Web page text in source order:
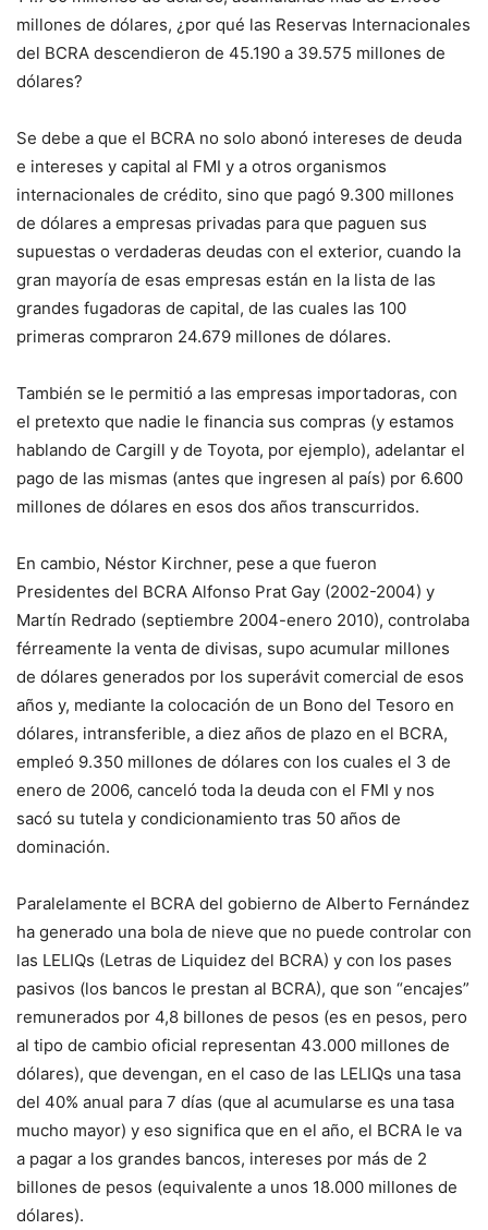
millones de dólares, ¿por qué las Reservas Internacionales
del BCRA descendieron de 45.190 a 39.575 millones de
dólares?
Se debe a que el BCRA no solo abonó intereses de deuda
e intereses y capital al FMI y a otros organismos
internacionales de crédito, sino que pagó 9.300 millones
de dólares a empresas privadas para que paguen sus
supuestas o verdaderas deudas con el exterior, cuando la
gran mayoría de esas empresas están en la lista de las
grandes fugadoras de capital, de las cuales las 100
primeras compraron 24.679 millones de dólares.
También se le permitió a las empresas importadoras, con
el pretexto que nadie le financia sus compras (y estamos
hablando de Cargill y de Toyota, por ejemplo), adelantar el
pago de las mismas (antes que ingresen al país) por 6.600
millones de dólares en esos dos años transcurridos.
En cambio, Néstor Kirchner, pese a que fueron
Presidentes del BCRA Alfonso Prat Gay (2002-2004) y
Martín Redrado (septiembre 2004-enero 2010), controlaba
férreamente la venta de divisas, supo acumular millones
de dólares generados por los superávit comercial de esos
años y, mediante la colocación de un Bono del Tesoro en
dólares, intransferible, a diez años de plazo en el BCRA,
empleó 9.350 millones de dólares con los cuales el 3 de
enero de 2006, canceló toda la deuda con el FMI y nos
sacó su tutela y condicionamiento tras 50 años de
dominación.
Paralelamente el BCRA del gobierno de Alberto Fernández
ha generado una bola de nieve que no puede controlar con
las LELIQs (Letras de Liquidez del BCRA) y con los pases
pasivos (los bancos le prestan al BCRA), que son “encajes”
remunerados por 4,8 billones de pesos (es en pesos, pero
al tipo de cambio oficial representan 43.000 millones de
dólares), que devengan, en el caso de las LELIQs una tasa
del 40% anual para 7 días (que al acumularse es una tasa
mucho mayor) y eso significa que en el año, el BCRA le va
a pagar a los grandes bancos, intereses por más de 2
billones de pesos (equivalente a unos 18.000 millones de
dólares).